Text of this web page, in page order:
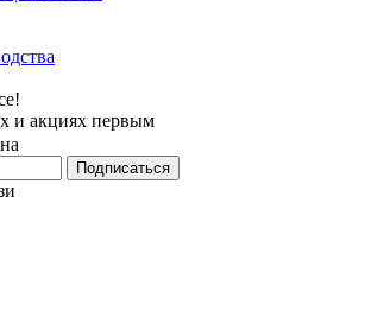
и акциях первым